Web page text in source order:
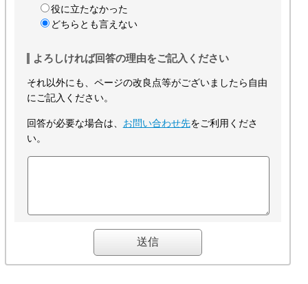
役に立たなかった
どちらとも言えない
よろしければ回答の理由をご記入ください
それ以外にも、ページの改良点等がございましたら自由
にご記入ください。
回答が必要な場合は、 お問い合わせ先をご利用くださ
い。